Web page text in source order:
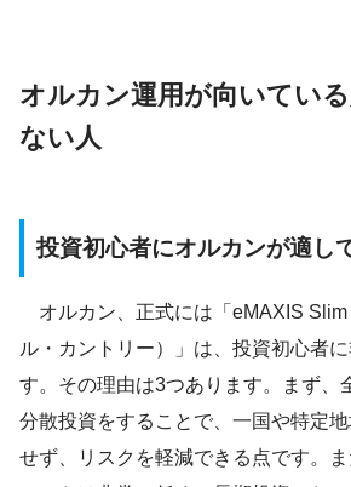
オルカン運用が向いてい
ない人
投資初心者にオルカンが適し
オルカン、正式には「eMAXIS Slim
ル・カントリー）」は、投資初心者
す。その理由は3つあります。まず、
分散投資をすることで、一国や特定
せず、リスクを軽減できる点です。